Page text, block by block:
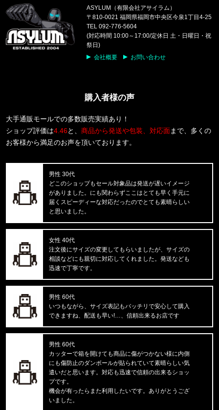
ASYLUM（有限会社アサイラム）
〒810-0021 福岡県福岡市中央区今泉1丁目4-25
TEL 092-776-5604
(対応時間 10:00～17:00/定休日 土・日曜日・祝
祭日)
会社概要
お問い合わせ
福岡県のお客様ご注文ありがとうございます。
47 Brand/フォーティーセブンブランド
ヤンキース キャップ '47 MVP ホ
reversal/リバーサル
rvddw FIGHT SHORTS rvbs05
東京都のお客様ご注文ありがとうございます。
mnml/ミニマル
CARGO DRAWCORD PANTS CAMO
FIRST DOWN/ファーストダウン
SWEAT CARGO SHORTS F12103
LIFT BRALETTE F8500 //865
東京都のお客様ご注文ありがとうございます。
mnml/ミニマル
X597 PANELED SKINNY STACK
東京都のお客様ご注文ありがとうございます。
mnml/ミニマル
CARGO DRAWCORD PANTS14872
東京都のお客様ご注文ありがとうございます。
購入者様の声
大手通販モールでの多数販売実績あり！
ショップ評価は4.46と、 商品から発送や包装、対応面まで、多くの
お客様から満足のお声を頂いております。
男性 30代
どこのショップもセール対象品は発送が遅いイメージ
がありました。にも関わらずここはとても早く手元に
届くスピーディーな対応だったのでとても素晴らしい
と思いました。
女性 40代
注文後にサイズの変更してもらいましたが、サイズの
相談などにも親切に対応してくれました。発送なども
迅速で丁寧です。
男性 60代
いつもながら、サイズ表記もバッチリで安心して購入
できますね、配送も早い!…、信頼出来るお店です
男性 60代
カッターで箱を開けても商品に傷がつかない様に内側
にも傷防止のダンボールが貼られていて素晴らしい気
遣いだと思います。対応も迅速で信頼の出来るショッ
プです。
機会が有ったらまた利用したいです。ありがとうござ
いました。